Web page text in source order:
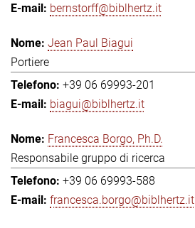
bernstorff@biblhertz.it
Jean Paul Biagui
Portiere
+39 06 69993-201
biagui@biblhertz.it
Francesca Borgo, Ph.D.
Responsabile gruppo di ricerca
+39 06 69993-588
francesca.borgo@biblhertz.it